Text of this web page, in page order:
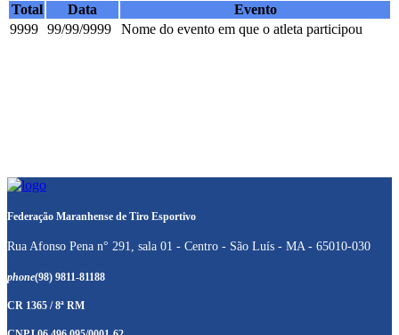
Total
Data
Evento
9999 99/99/9999 Nome do evento em que o atleta participou
Federação Maranhense de Tiro Esportivo
Rua Afonso Pena n° 291, sala 01 - Centro - São Luís - MA - 65010-030
phone(98) 9811-81188
CR 1365 / 8ª RM